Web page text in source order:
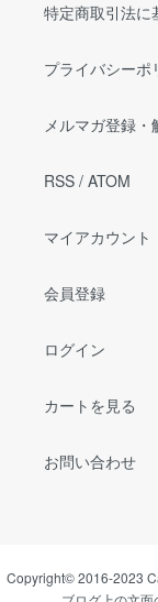
特定商取引法に
プライバシーポ
メルマガ登録・
RSS / ATOM
マイアカウント
会員登録
ログイン
カートを見る
お問い合わせ
Copyright© 2016-2023